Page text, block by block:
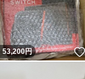
53,200円